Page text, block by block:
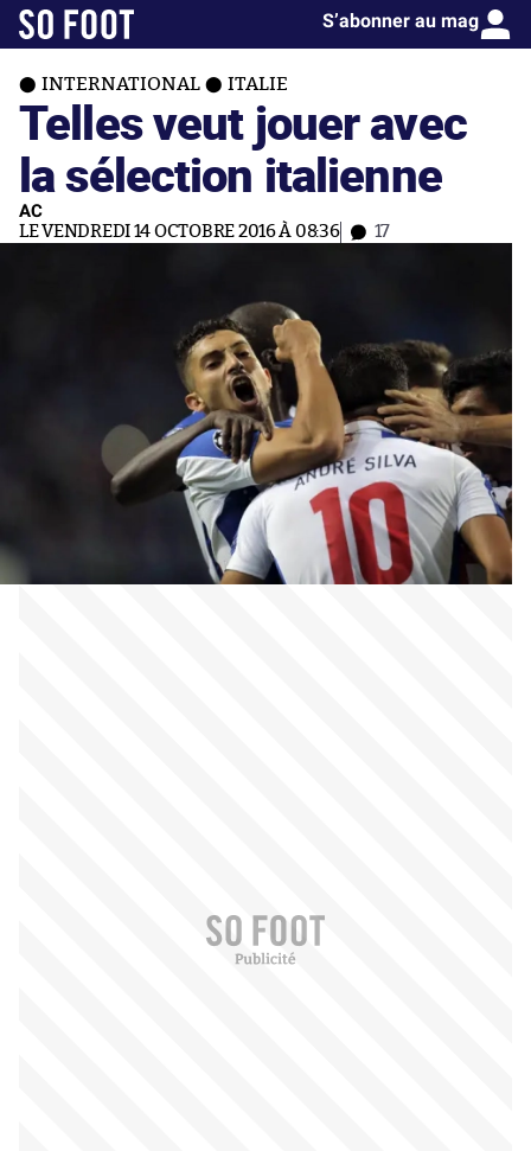
S’abonner au mag
INTERNATIONAL ITALIE
Telles veut jouer avec
la sélection italienne
AC
LE VENDREDI 14 OCTOBRE 2016 À 08:36 17